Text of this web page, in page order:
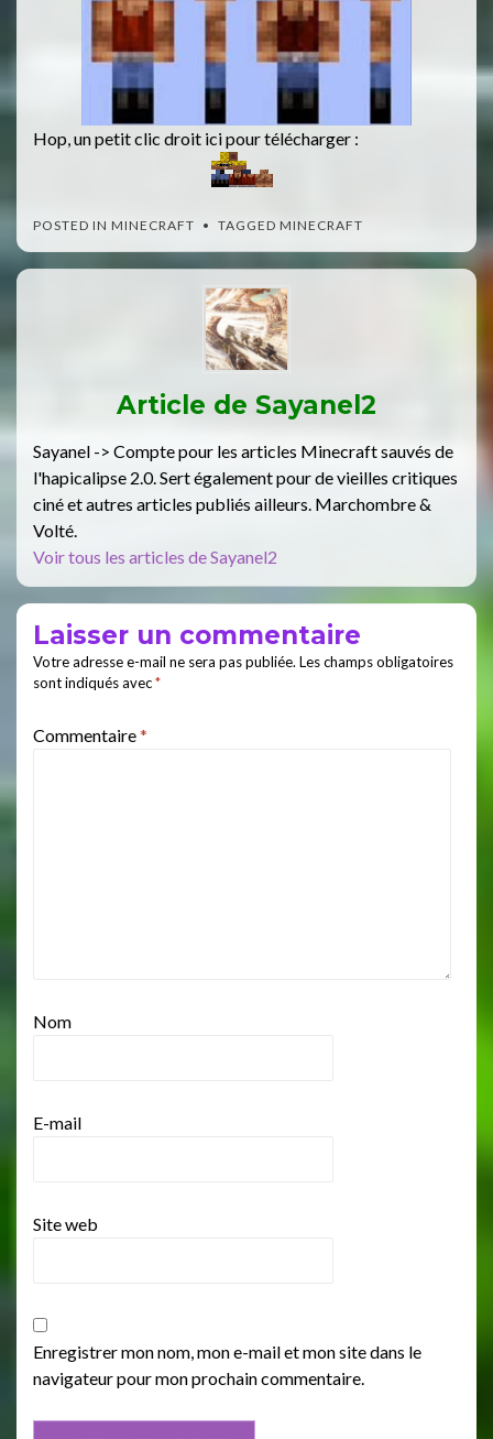
Hop, un petit clic droit ici pour télécharger :
POSTED IN MINECRAFT TAGGED MINECRAFT
Article de Sayanel2
Sayanel -> Compte pour les articles Minecraft sauvés de
l'hapicalipse 2.0. Sert également pour de vieilles critiques
ciné et autres articles publiés ailleurs. Marchombre &
Volté.
Voir tous les articles de Sayanel2
Laisser un commentaire
Votre adresse e-mail ne sera pas publiée. Les champs obligatoires
sont indiqués avec*
Commentaire*
Nom
E-mail
Site web
Enregistrer mon nom, mon e-mail et mon site dans le
navigateur pour mon prochain commentaire.